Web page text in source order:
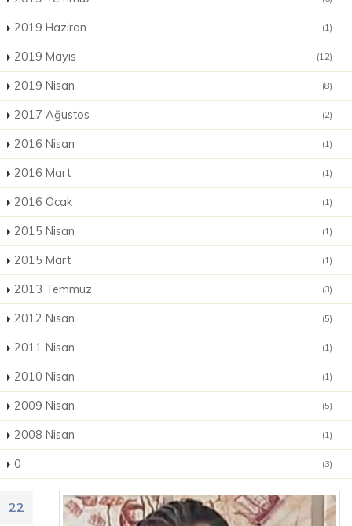
2019 Haziran (1)
2019 Mayıs (12)
2019 Nisan (8)
2017 Ağustos (2)
2016 Nisan (1)
2016 Mart (1)
2016 Ocak (1)
2015 Nisan (1)
2015 Mart (1)
2013 Temmuz (3)
2012 Nisan (5)
2011 Nisan (1)
2010 Nisan (1)
2009 Nisan (5)
2008 Nisan (1)
0 (3)
22